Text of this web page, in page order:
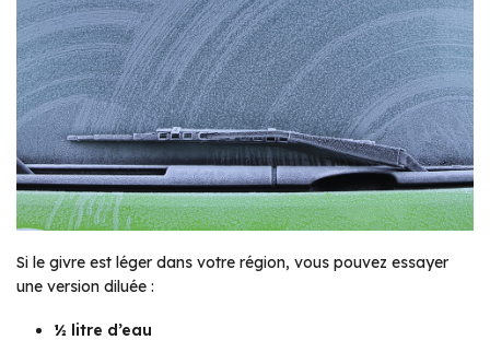
Si le givre est léger dans votre région, vous pouvez essayer
une version diluée :
½ litre d’eau